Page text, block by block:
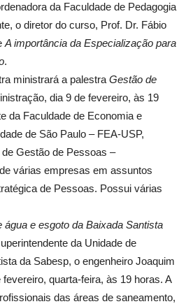
da Faculdade de Pedagogia
o diretor do curso, Prof. Dr. Fábio
A importância da Especialização para
.
ministrará a palestra Gestão de
dia 9 de fevereiro, às 19
da Faculdade de Economia e
de São Paulo – FEA-USP,
Gestão de Pessoas –
várias empresas em assuntos
de Pessoas. Possui várias
e esgoto da Baixada Santista
da Unidade de
da Sabesp, o engenheiro Joaquim
quarta-feira, às 19 horas. A
das áreas de saneamento,